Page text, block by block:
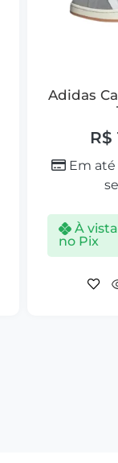
Adidas
R$
Em até
À vista
no Pix